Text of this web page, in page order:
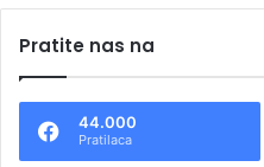
t
n
Pratite nas na
44.000
Pratilaca